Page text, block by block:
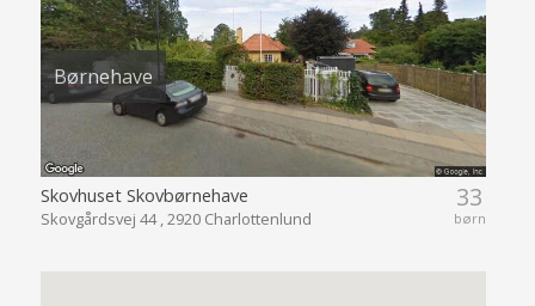
Børnehave
33
børn
Skovhuset Skovbørnehave
Skovgårdsvej 44 , 2920 Charlottenlund